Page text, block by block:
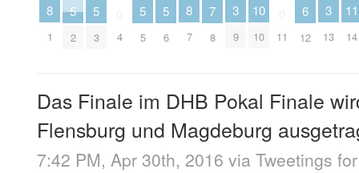
8
1
5
2
5
3 4
5
5
5
6
8
7
7
8
3
9
10
10 11
6
12
3
13
11
14
Das Finale im DHB Pokal Finale
Flensburg und Magdeburg
7:42 PM, Apr 30th, 2016 via Tweetings